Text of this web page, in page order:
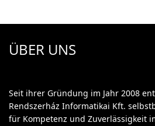
ÜBER UNS
Seit ihrer Gründung im Jahr 2008
Rendszerház Informatikai Kft.
für Kompetenz und Zuverlässigkeit